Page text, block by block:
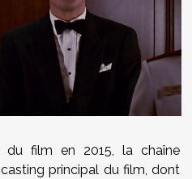
film en 2015, la chaîne
principal du film, dont